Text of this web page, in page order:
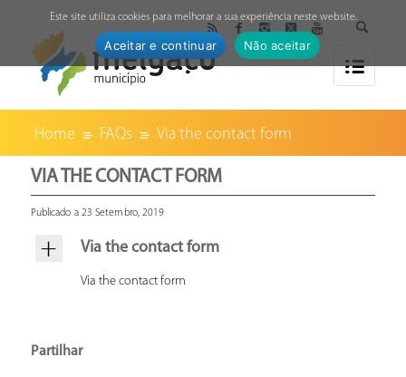
Home FAQs Via the contact form
VIA THE CONTACT FORM
Publicado a 23 Setembro, 2019
Via the contact form
Via the contact form
Partilhar
Este site utiliza cookies para melhorar a sua experiência neste website.
Aceitar e continuar Não aceitar